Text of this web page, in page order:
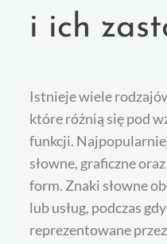
i ich
Istnieje wiele
które różnią się pod
funkcji.
słowne, graficzne
form. Znaki słowne
lub usług, podczas
reprezentowane